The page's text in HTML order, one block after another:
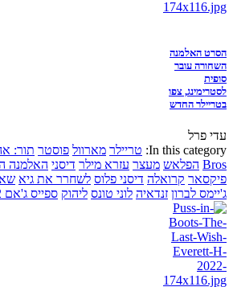
הסרט האלמנה
השחורה עובר
סופית
לסטרימינג, צפו
בטריילר החדש
עדי פרל
In this category: טריילר מארוול פוסטר תור:
Bros הפלאש מעצר עזרא מילר דיסני האלמנה
פיקסאר קרואלה דיסני פלוס לשחרר את גיא
ג'יימס לברון זנדאיה לוני טונס ליהוק ספייס ג'אם 2